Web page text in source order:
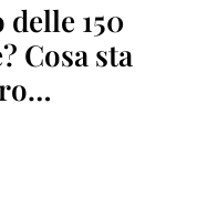
150
Cosa sta